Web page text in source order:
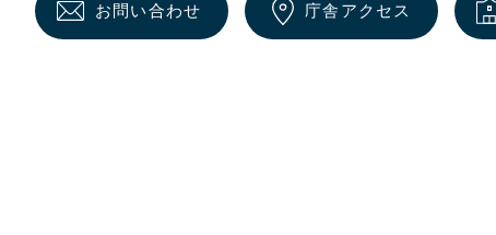
お問い合わせ 庁舎アクセス